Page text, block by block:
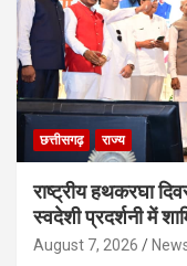
छत्तीसगढ़ राज्य
राष्ट्रीय हथकरघा
स्वदेशी प्रदर्शनी में
August 7, 2026